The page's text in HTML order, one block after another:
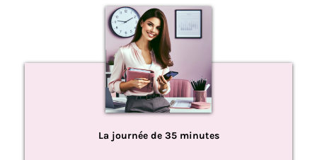
La journée de 35 minutes